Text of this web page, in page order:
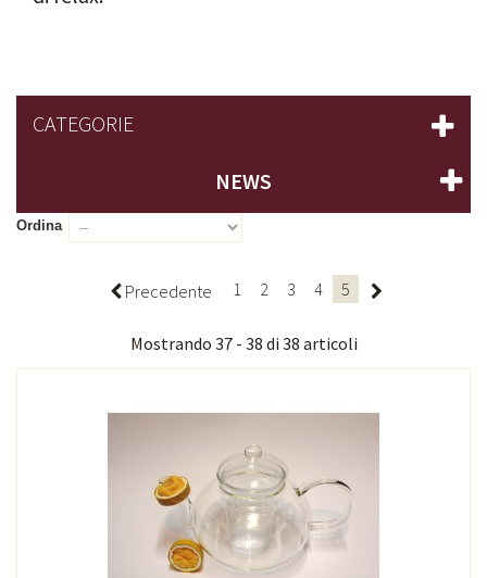
CATEGORIE
NEWS
Ordina
Precedente 1 2 3 4 5
Mostrando 37 - 38 di 38 articoli